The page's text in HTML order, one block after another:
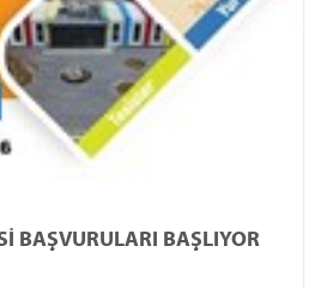
BAŞVURULARI BAŞLIYOR